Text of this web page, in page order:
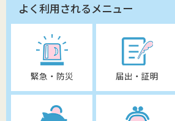
よく利用されるメニュー
緊急・防災 届出・証明